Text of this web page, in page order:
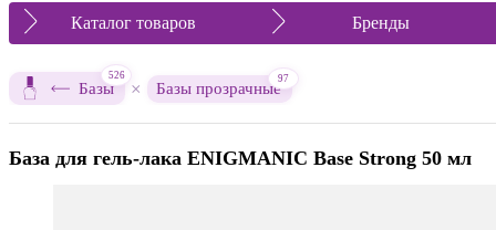
Каталог товаров Бренды
Базы
526
× Базы прозрачные
97
База для гель-лака ENIGMANIC Base Strong 50 мл